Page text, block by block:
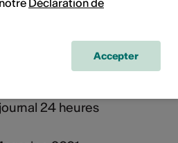
24 heures
Déclaration de
Accepter